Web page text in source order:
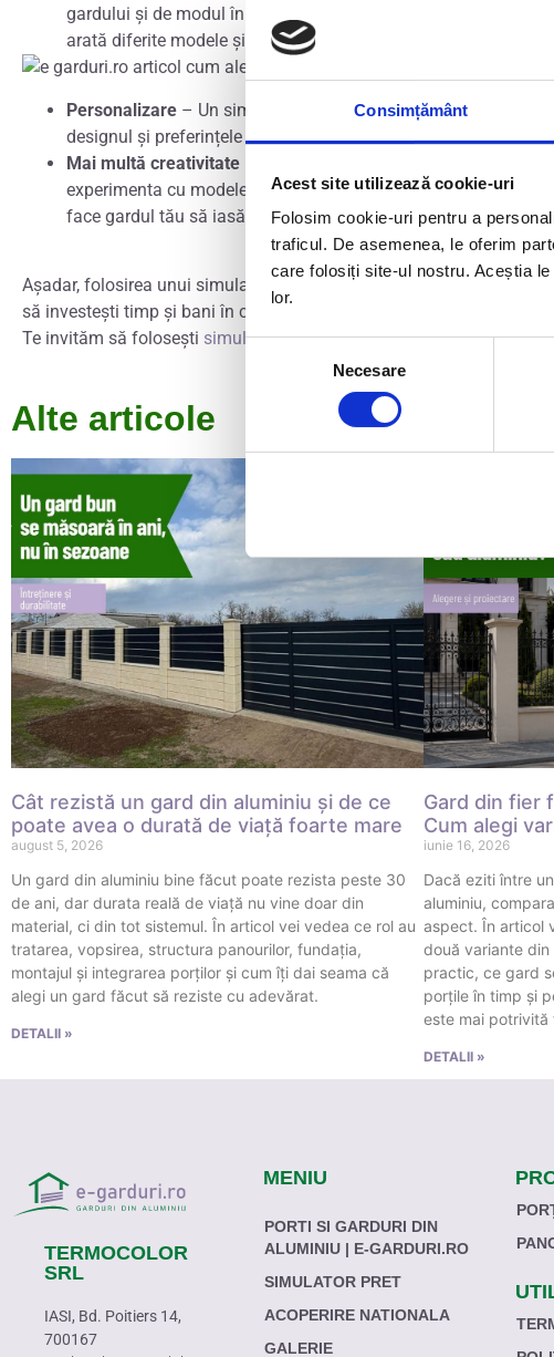
Consimțământ
Acest site utilizează cookie-uri
Folosim cookie-uri pentru a
traficul. De asemenea, le oferim
care folosiți site-ul nostru. Aceștia
lor.
Selecția
consimțământului
Necesare
gardului și de modul în care va arăta în spațiul tău. Folosind
arată diferite modele și culori de garduri, într-un mod ușor și
Personalizare – Un simulator de garduri îți permite să
designul și preferințele tale. Poți testa culori diferite pentru a
Mai multă creativitate
experimenta cu modele de garduri înalte sau joase, cu părți
face gardul tău să iasă în evidență.
Așadar, folosirea unui simulator de garduri poate fi o modalitate
să investești timp și bani în construirea acestuia. Poți fi sigur că
Te invităm să folosești simulatorul nostrusau să iei direct legătura
Alte articole
Cât rezistă un gard din aluminiu și de ce
poate avea o durată de viață foarte mare
august 5, 2026
Un gard din aluminiu bine făcut poate rezista peste 30
de ani, dar durata reală de viață nu vine doar din
material, ci din tot sistemul. În articol vei vedea ce rol au
tratarea, vopsirea, structura panourilor, fundația,
montajul și integrarea porților și cum îți dai seama că
alegi un gard făcut să reziste cu adevărat.
DETALII »
Gard din fier
Cum alegi
iunie 16, 2026
Dacă eziti între
aluminiu,
aspect. În articol
două variante
practic, ce gard
porțile în timp și
este mai potrivită
DETALII »
TERMOCOLOR
SRL
IASI, Bd. Poitiers 14,
700167
MENIU
PORTI SI GARDURI DIN
ALUMINIU | E-GARDURI.RO
SIMULATOR PRET
ACOPERIRE NATIONALA
GALERIE